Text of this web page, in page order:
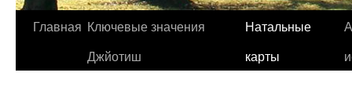
Перейти
Главная Ключевые значения
Джйотиш
Натальные
карты